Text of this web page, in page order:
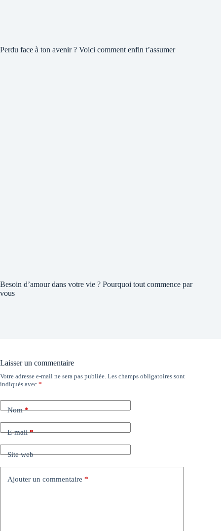
Perdu face à ton avenir ? Voici comment enfin t’assumer
Besoin d’amour dans votre vie ? Pourquoi tout commence par
vous
Laisser un commentaire
Votre adresse e-mail ne sera pas publiée. Les champs obligatoires sont
indiqués avec *
Nom*
E-mail*
Site web
Ajouter un commentaire *